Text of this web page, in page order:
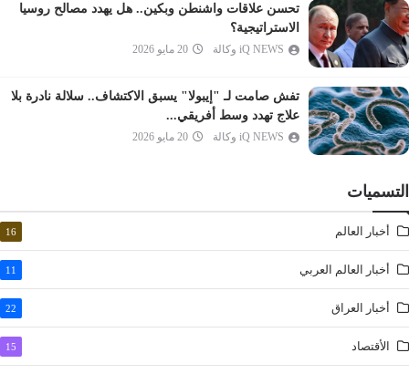
عبس
التكوير
الانفطار
المطففين
الانشقاق
البروج
الغاشية
الفجر
البلد
الشمس
الليل
تحسن علاقات واشنطن وبكين.. هل يهدد مصالح روسيا
الاستراتيجية؟
iQ NEWS وكالة 20 مايو 2026
تفش صامت لـ "إيبولا" يسبق الاكتشاف.. سلالة نادرة بلا
علاج تهدد وسط أفريقي...
iQ NEWS وكالة 20 مايو 2026
التسميات
أخبار العالم 16
أخبار العالم العربي 11
أخبار العراق 22
الأقتصاد 15